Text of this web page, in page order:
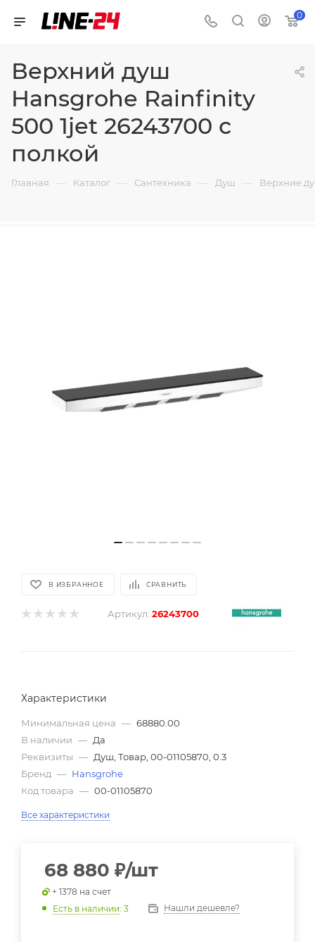
0
Верхний душ
Hansgrohe Rainfinity
500 1jet 26243700 с
полкой
Главная — Каталог — Сантехника — Душ — Верхние
В ИЗБРАННОЕ СРАВНИТЬ
Артикул: 26243700
Характеристики
Минимальная цена — 68880.00
В наличии — Да
Реквизиты — Душ, Товар, 00-01105870, 0.3
Бренд — Hansgrohe
Код товара — 00-01105870
Все характеристики
68 880 ₽/шт
+ 1378 на счет
Есть в наличии: 3 Нашли дешевле?